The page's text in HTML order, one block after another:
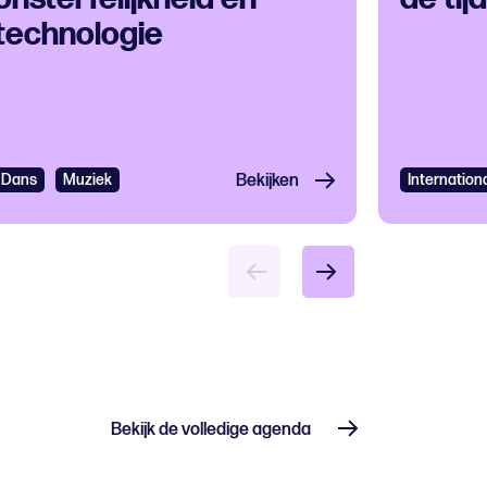
en Toneel
Dans Muziek Bekijken
Bekijk de volledige agenda